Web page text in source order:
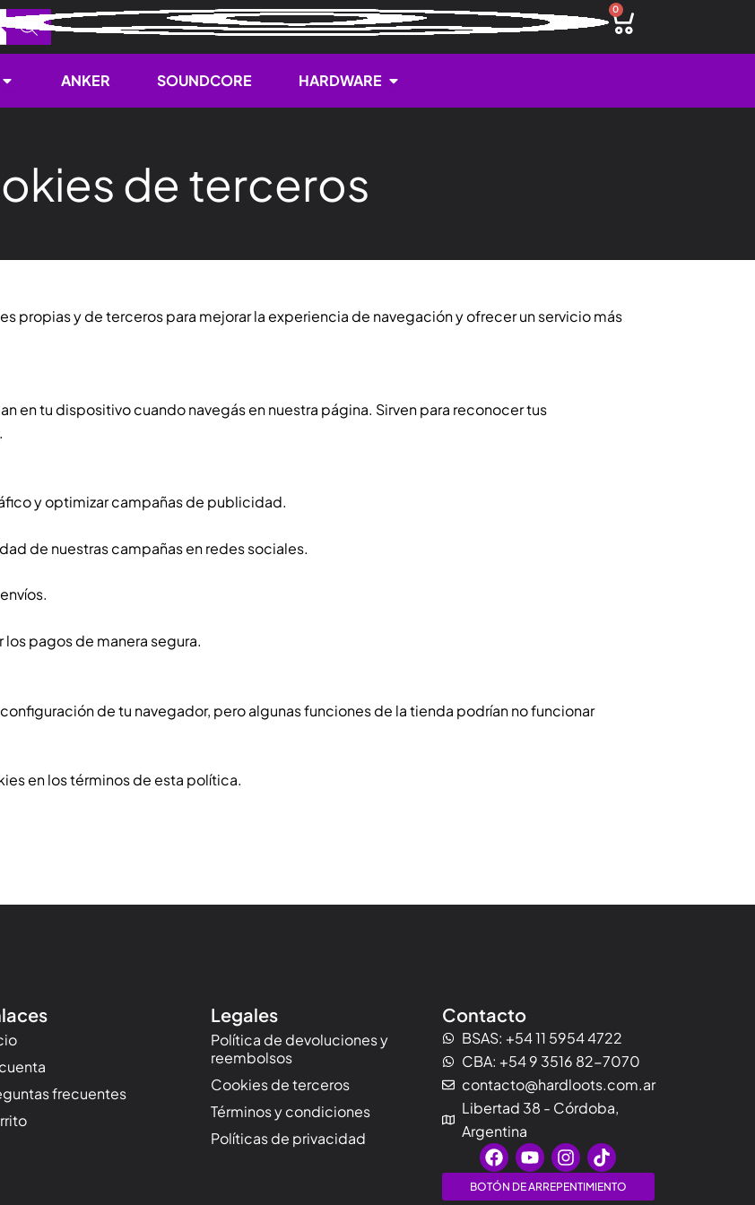
0
Cart
Open NOVEDADES
ANKER SOUNDCORE HARDWARE Open HARDWARE
de terceros
propias y de terceros para mejorar la experiencia de navegación y ofrecer un servicio más
en tu dispositivo cuando navegás en nuestra página. Sirven para reconocer tus
y optimizar campañas de publicidad.
de nuestras campañas en redes sociales.
pagos de manera segura.
de tu navegador, pero algunas funciones de la tienda podrían no funcionar
en los términos de esta política.
frecuentes
Legales
Política de devoluciones y
reembolsos
Cookies de terceros
Términos y condiciones
Políticas de privacidad
Contacto
BSAS: +54 11 5954 4722
CBA: +54 9 3516 82-7070
contacto@hardloots.com.ar
Libertad 38 - Córdoba,
Argentina
F
a
c
Y
o
u
I
n
s
T
i
k
BOTÓN DE ARREPENTIMIENTO